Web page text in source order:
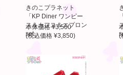
きのこプラネット
「KP Diner ワンピー
ス＆カフス＆エプロン
set」
本体価格 ¥3,500
(税込価格 ¥3,850)
(